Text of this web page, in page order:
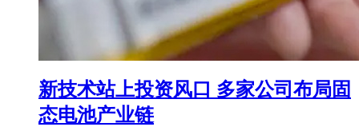
新技术站上投资风口 多家公司布局固
态电池产业链